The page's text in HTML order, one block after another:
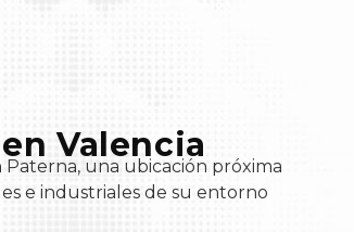
Valencia
una ubicación próxima
e industriales de su entorno